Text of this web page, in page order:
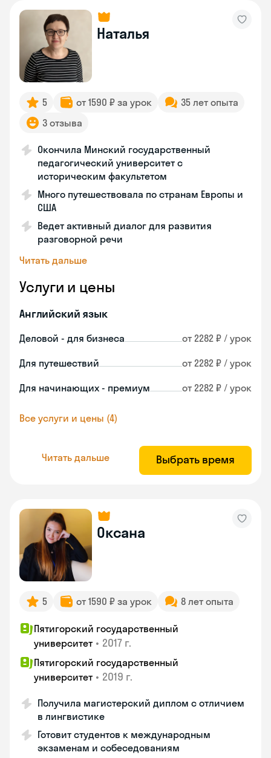
Наталья
5 от 1590 ₽ за урок
35 лет опыта
3 отзыва
Окончила Минский государственный
педагогический университет с
историческим факультетом
Много путешествовала по странам Европы и
США
Ведет активный диалог для развития
разговорной речи
Читать дальше
Услуги и цены
Английский язык
Деловой - для бизнеса от 2282 ₽ / урок
Для путешествий от 2282 ₽ / урок
Для начинающих - премиум от 2282 ₽ / урок
Все услуги и цены (4)
Читать дальше Выбрать время
Оксана
5 от 1590 ₽ за урок 8 лет опыта
Пятигорский государственный
университет • 2017 г.
Пятигорский государственный
университет • 2019 г.
Получила магистерский диплом с отличием
в лингвистике
Готовит студентов к международным
экзаменам и собеседованиям